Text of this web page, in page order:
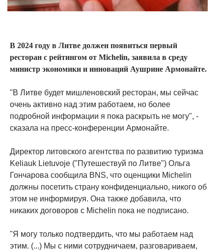
В 2024 году в Литве должен появиться первый
ресторан с рейтингом от Michelin, заявила в среду
министр экономики и инноваций Аушрине Армонайте.
"В Литве будет мишленовский ресторан, мы сейчас
очень активно над этим работаем, но более
подробной информации я пока раскрыть не могу", -
сказала на пресс-конференции Армонайте.
Директор литовского агентства по развитию туризма
Keliauk Lietuvoje ("Путешествуй по Литве") Ольга
Гончарова сообщила BNS, что оценщики Michelin
должны посетить страну конфиденциально, никого об
этом не информируя. Она также добавила, что
никаких договоров с Michelin пока не подписано.
"Я могу только подтвердить, что мы работаем над
этим. (...) Мы с ними сотрудничаем, разговариваем,